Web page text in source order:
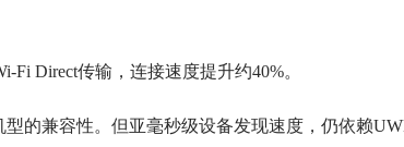
Direct传输，连接速度提升约40%。
的兼容性。但亚毫秒级设备发现速度，仍依赖